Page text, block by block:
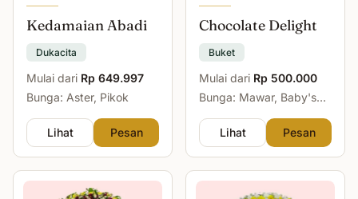
Kedamaian Abadi
Dukacita
Mulai dari Rp 649.997
Bunga: Aster, Pikok
Lihat Pesan
Chocolate Delight
Buket
Mulai dari Rp 500.000
Bunga: Mawar, Baby's
Lihat
Pesan